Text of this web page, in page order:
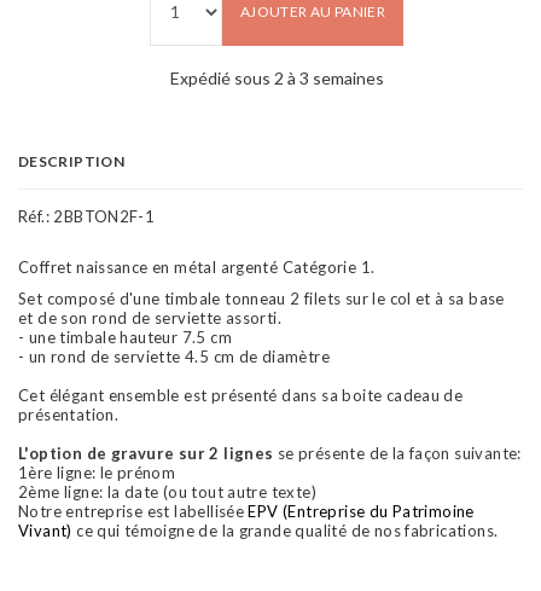
AJOUTER AU PANIER
Expédié sous 2 à 3 semaines
DESCRIPTION
Réf.: 2BBTON2F-1
Coffret naissance en métal argenté Catégorie 1.
Set composé d'une timbale tonneau 2 filets sur le col et à sa base
et de son rond de serviette assorti.
- une timbale hauteur 7.5 cm
- un rond de serviette 4.5 cm de diamètre
Cet élégant ensemble est présenté dans sa boite cadeau de
présentation.
L'option de gravure sur 2 lignes se présente de la façon suivante:
1ère ligne: le prénom
2ème ligne: la date (ou tout autre texte)
Notre entreprise est labelliséeEPV (Entreprise du Patrimoine
Vivant) ce qui témoigne de la grande qualité de nos fabrications.